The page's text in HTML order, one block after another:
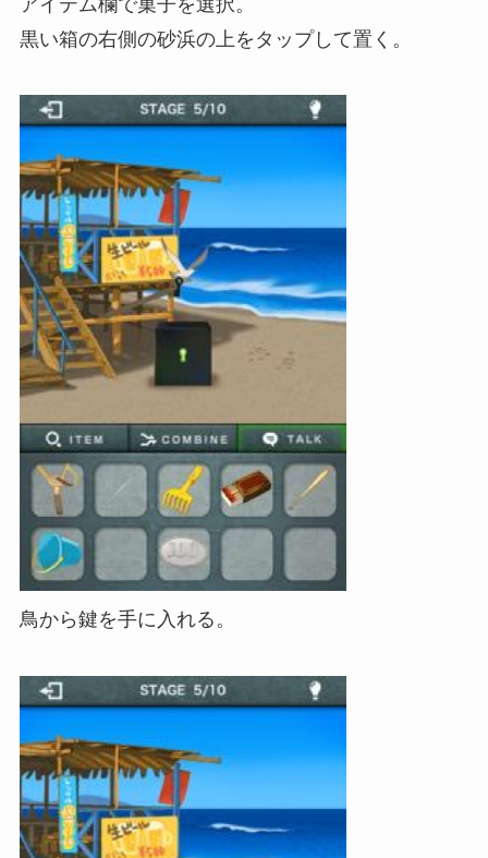
黒い箱の右側の砂浜の上をタップして置く。
鳥から鍵を手に入れる。